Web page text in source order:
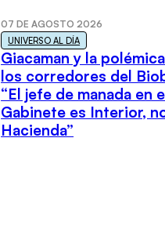
07 DE AGOSTO 2026
UNIVERSO AL DÍA
Giacaman y la
los corredores del
“El jefe de manada en
Gabinete es Interior,
Hacienda”